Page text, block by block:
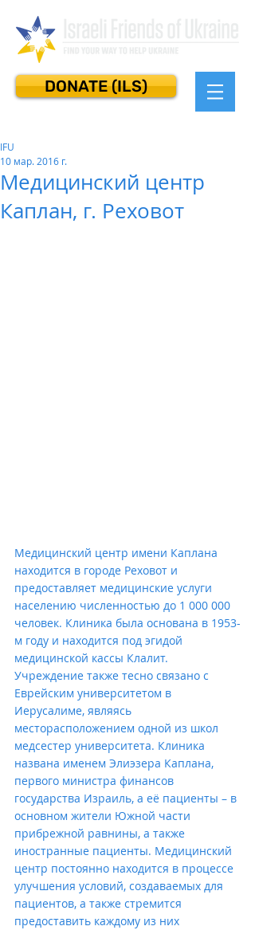
DONATE (ILS)
Медицинский центр
Каплан, г. Реховот
IFU
10 мар. 2016 г.
Медицинский центр имени Каплана
находится в городе Реховот и
предоставляет медицинские услуги
населению численностью до 1 000 000
человек. Клиника была основана в 1953-
м году и находится под эгидой
медицинской кассы Клалит.
Учреждение также тесно связано с
Еврейским университетом в
Иерусалиме, являясь
месторасположением одной из школ
медсестер университета. Клиника
названа именем Элиэзера Каплана,
первого министра финансов
государства Израиль, а её пациенты – в
основном жители Южной части
прибрежной равнины, а также
иностранные пациенты. Медицинский
центр постоянно находится в процессе
улучшения условий, создаваемых для
пациентов, а также стремится
предоставить каждому из них